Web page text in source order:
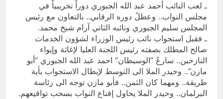
ـ لعب النائب أحمد عبد الله الجبوري دوراً تخريبياً في
مجلس النواب.. وعطلً دوره الرقابي.. بالتعاون مع رئيس
المجلس سليم الجبوري ونائبه الثاني آرام شيخ محمد.
ـ فقبل استجواب نائب رئيس الوزراء لشؤون الخدمات
صالح المطلك بصفته رئيس اللجنة العليا لإغاثة وإيواء
النازحين.. سارعً “الوسيطان” احمد عبد الله الجبوري “أبو
مازن”.. وحيدر الملا الى التوسط لإبطال الاستجواب بأية
طريقة.. ومهما كان الثمن.. فأبو مازن توجه الى رئاسة
البرلمان.. وحيدر الملا يحاول إقناع النواب بسحب تواقيعهم.